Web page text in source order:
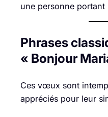
une personne
Phrases
« Bonjour
Ces vœux sont
appréciés pour leur